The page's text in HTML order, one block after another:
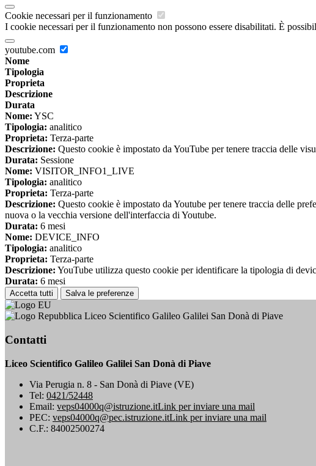
Cookie necessari per il funzionamento
I cookie necessari per il funzionamento non possono essere disabilitati. È
youtube.com
Nome
Tipologia
Proprieta
Descrizione
Durata
Nome: YSC
Tipologia: analitico
Proprieta: Terza-parte
Descrizione: Questo cookie è impostato da YouTube per tenere traccia delle
Durata: Sessione
Nome: VISITOR_INFO1_LIVE
Tipologia: analitico
Proprieta: Terza-parte
Descrizione: Questo cookie è impostato da Youtube per tenere traccia delle
nuova o la vecchia versione dell'interfaccia di Youtube.
Durata: 6 mesi
Nome: DEVICE_INFO
Tipologia: analitico
Proprieta: Terza-parte
Descrizione: YouTube utilizza questo cookie per identificare la tipologia di
Durata: 6 mesi
Accetta tutti Salva le preferenze
Liceo Scientifico Galileo Galilei San Donà di Piave
Contatti
Liceo Scientifico Galileo Galilei San Donà di Piave
Via Perugia n. 8 - San Donà di Piave (VE)
Tel: 0421/52448
Email: veps04000q@istruzione.itLink per inviare una mail
PEC: veps04000q@pec.istruzione.itLink per inviare una mail
C.F.: 84002500274